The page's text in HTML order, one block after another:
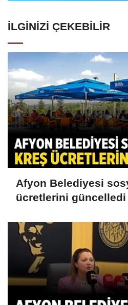
İLGINIZI ÇEKEBILIR
Afyon Belediyesi
ücretlerini güncelledi